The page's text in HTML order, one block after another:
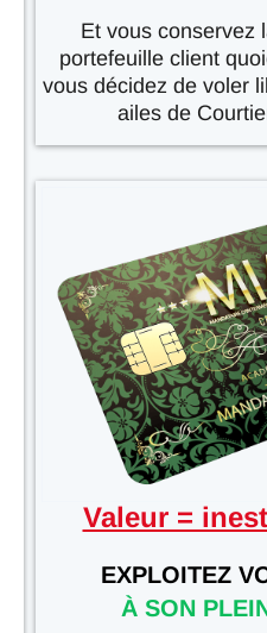
Et vous conservez
portefeuille client
vous décidez de voler
ailes de
EXPLOITEZ
À SON
Valeur =